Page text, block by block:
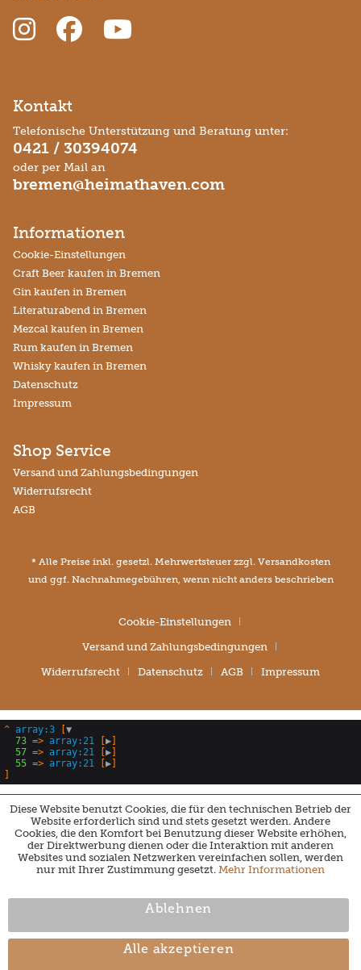
Kontakt
Telefonische Unterstützung und Beratung unter:
0421 / 30394074
oder per Mail an
bremen@heimathaven.com
Informationen
Cookie-Einstellungen
Craft Beer kaufen in Bremen
Gin kaufen in Bremen
Literaturabend in Bremen
Mezcal kaufen in Bremen
Rum kaufen in Bremen
Whisky kaufen in Bremen
Datenschutz
Impressum
Shop Service
Versand und Zahlungsbedingungen
Widerrufsrecht
AGB
* Alle Preise inkl. gesetzl. Mehrwertsteuer zzgl. Versandkosten
und ggf. Nachnahmegebühren, wenn nicht anders beschrieben
Cookie-Einstellungen
Versand und Zahlungsbedingungen
Widerrufsrecht Datenschutz AGB Impressum
Diese Website benutzt Cookies, die für den technischen Betrieb der
Website erforderlich sind und stets gesetzt werden. Andere
Cookies, die den Komfort bei Benutzung dieser Website erhöhen,
der Direktwerbung dienen oder die Interaktion mit anderen
Websites und sozialen Netzwerken vereinfachen sollen, werden
nur mit Ihrer Zustimmung gesetzt. Mehr Informationen
Ablehnen
Alle akzeptieren
^ array:3 [▼
73 => array:21 [▶]
57 => array:21 [▶]
55 => array:21 [▶